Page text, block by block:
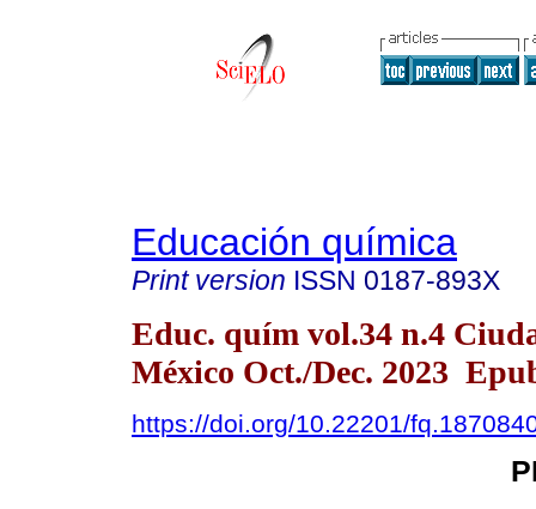
Educación química
Print version ISSN 0187-893X
Educ. quím vol.34 n.4
México Oct./Dec. 2023
https://doi.org/10.22201/